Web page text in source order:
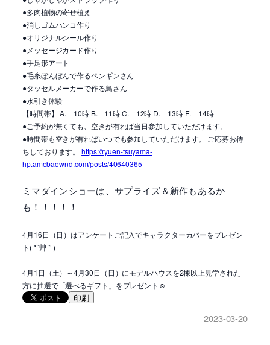
●多肉植物の寄せ植え
●消しゴムハンコ作り
●オリジナルシール作り
●メッセージカード作り
●手足形アート
●毛糸ぼんぼんで作るペンギンさん
●タッセルメーカーで作る鳥さん
●水引き体験
【時間帯】 A. 10時 B. 11時 C. 12時 D. 13時 E. 14時
●ご予約が無くても、空きが有れば当日参加していただけます。
●時間帯も空きが有ればいつでも参加していただけます。 ご応募お待
ちしております。https://ryuen-tsuyama-
hp.amebaownd.com/posts/40640365
ミマダインショーは、サプライズ＆新作もあるか
も！！！！！
4月16日（日）はアンケートご記入でキャラクターカバーをプレゼン
ト( *´艸｀)
4月1日（土）～4月30日（日）にモデルハウスを2棟以上見学された
方に抽選で「選べるギフト」をプレゼント☺
印刷
2023-03-20